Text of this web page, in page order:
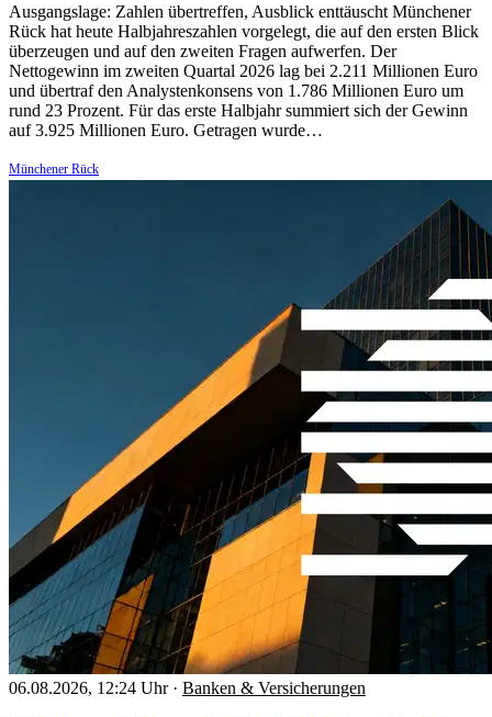
Ausgangslage: Zahlen übertreffen, Ausblick enttäuscht Münchener
Rück hat heute Halbjahreszahlen vorgelegt, die auf den ersten Blick
überzeugen und auf den zweiten Fragen aufwerfen. Der
Nettogewinn im zweiten Quartal 2026 lag bei 2.211 Millionen Euro
und übertraf den Analystenkonsens von 1.786 Millionen Euro um
rund 23 Prozent. Für das erste Halbjahr summiert sich der Gewinn
auf 3.925 Millionen Euro. Getragen wurde…
Münchener Rück
06.08.2026, 12:24 Uhr · Banken & Versicherungen